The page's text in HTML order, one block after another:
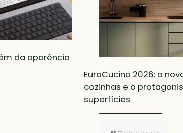
da aparência
EuroCucina 2026: o
cozinhas e o
superfícies